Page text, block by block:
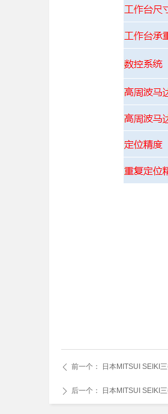
ꄴ 前一个： 日本MITSUI SEIKI
ꄲ 后一个： 日本MITSUI SEIKI